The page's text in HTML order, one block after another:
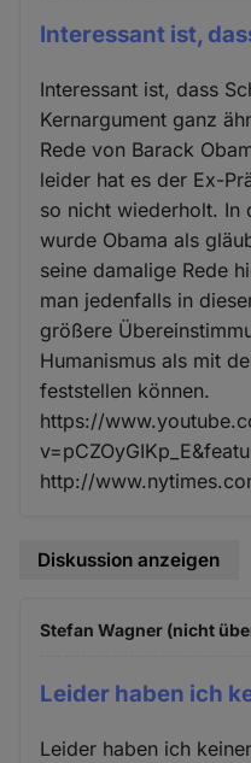
Interessant ist,
Interessant ist, dass
Kernargument ganz
Rede von Barack
leider hat es der Ex-
so nicht wiederholt. In
wurde Obama als
seine damalige Rede
man jedenfalls in
größere
Humanismus als mit
feststellen können.
https://
http://
Diskussion anzeigen
Stefan Wagner (nicht
Leider haben ich
Leider haben ich